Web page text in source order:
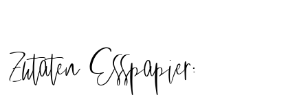
Zutaten Esspapier: